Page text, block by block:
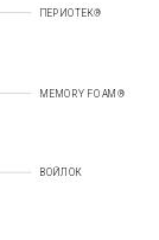
ПЕРИОТЕК®
MEMORY FOAM®
ВОЙЛОК